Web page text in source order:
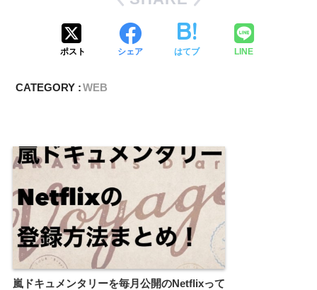
ポスト シェア はてブ LINE
CATEGORY :WEB
嵐ドキュメンタリーを毎月公開のNetflixって